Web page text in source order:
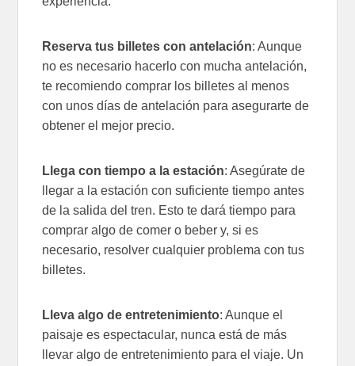
Reserva tus billetes con antelación: Aunque
no es necesario hacerlo con mucha antelación,
te recomiendo comprar los billetes al menos
con unos días de antelación para asegurarte de
obtener el mejor precio.
Llega con tiempo a la estación: Asegúrate de
llegar a la estación con suficiente tiempo antes
de la salida del tren. Esto te dará tiempo para
comprar algo de comer o beber y, si es
necesario, resolver cualquier problema con tus
billetes.
Lleva algo de entretenimiento: Aunque el
paisaje es espectacular, nunca está de más
llevar algo de entretenimiento para el viaje. Un